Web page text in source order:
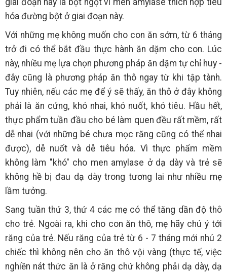
giai đoạn này là bột ngọt vì men amylase thích hợp tiêu
hóa đường bột ở giai đoạn này.
Với những mẹ không muốn cho con ăn sớm, từ 6 tháng
trở đi có thể bắt đầu thực hành ăn dặm cho con. Lúc
này, nhiều mẹ lựa chọn phương pháp ăn dặm tự chỉ huy -
đây cũng là phương pháp ăn thô ngay từ khi tập tành.
Tuy nhiên, nếu các mẹ để ý sẽ thấy, ăn thô ở đây không
phải là ăn cứng, khó nhai, khó nuốt, khó tiêu. Hầu hết,
thực phẩm tuần đầu cho bé làm quen đều rất mềm, rất
dễ nhai (với những bé chưa mọc răng cũng có thể nhai
được), dễ nuốt và dễ tiêu hóa. Vì thực phẩm mềm
không làm "khó" cho men amylase ở dạ dày và trẻ sẽ
không hề bị đau dạ dày trong tương lai như nhiều mẹ
lầm tưởng.
Sang tuần thứ 3, thứ 4 các mẹ có thể tăng dần độ thô
cho trẻ. Ngoài ra, khi cho con ăn thô, mẹ hãy chú ý tới
răng của trẻ. Nếu răng của trẻ từ 6 - 7 tháng mới nhú 2
chiếc thì không nên cho ăn thô vội vàng (thực tế, việc
nghiền nát thức ăn là ở răng chứ không phải dạ dày, dạ